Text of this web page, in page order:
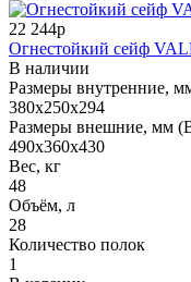
22 244р
Огнестойкий сейф
В наличии
Размеры внутренние,
380x250x294
Размеры внешние, мм
490x360x430
Вес, кг
48
Объём, л
28
Количество полок
1